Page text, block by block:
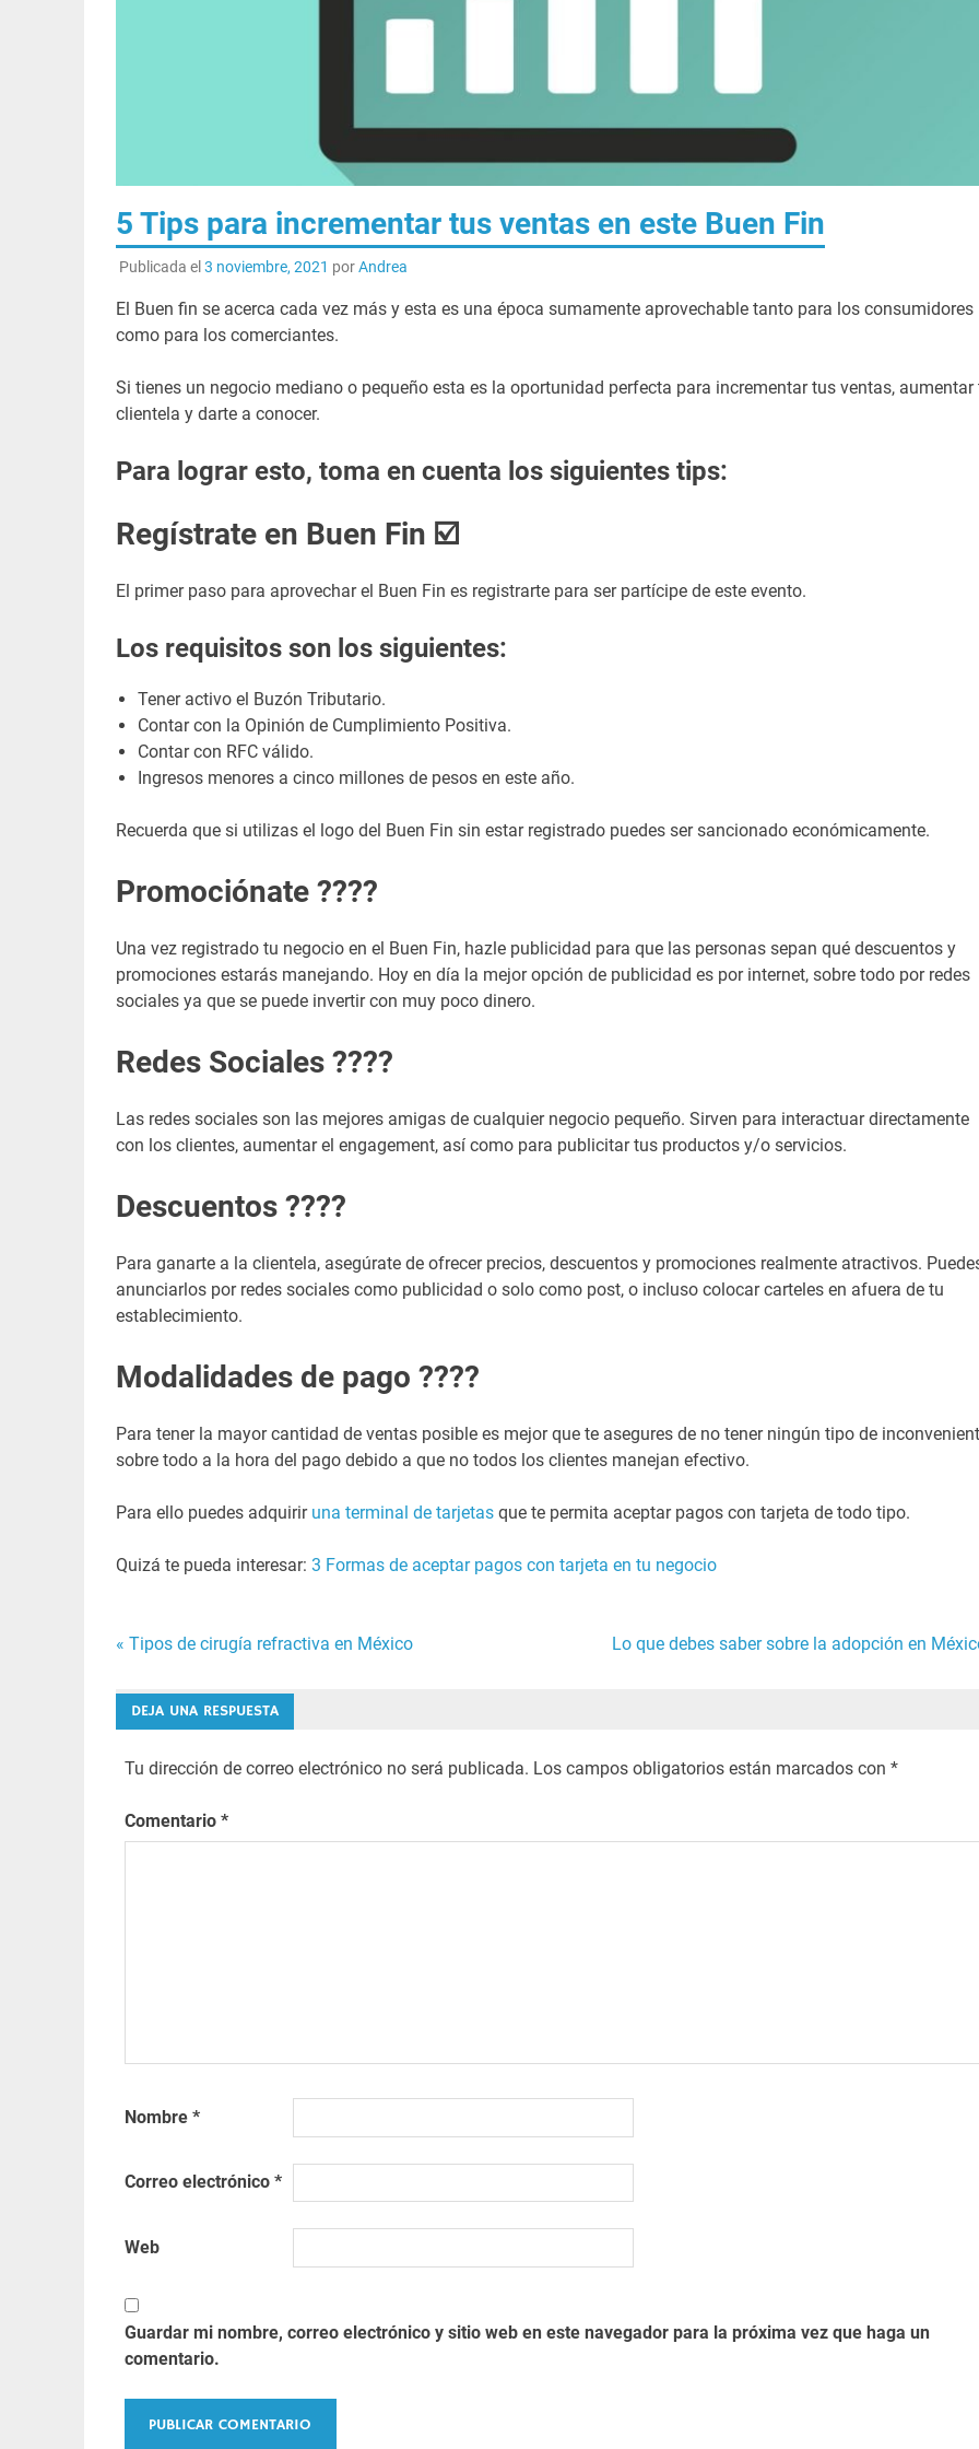
5 Tips para incrementar tus ventas en este Buen Fin
Publicada el 3 noviembre, 2021 porAndrea
El Buen fin se acerca cada vez más y esta es una época sumamente aprovechable tanto para los consumidores
como para los comerciantes.
Si tienes un negocio mediano o pequeño esta es la oportunidad perfecta para incrementar tus ventas, aumentar
clientela y darte a conocer.
Para lograr esto, toma en cuenta los siguientes tips:
Regístrate en Buen Fin ☑️
El primer paso para aprovechar el Buen Fin es registrarte para ser partícipe de este evento.
Los requisitos son los siguientes:
Tener activo el Buzón Tributario.
Contar con la Opinión de Cumplimiento Positiva.
Contar con RFC válido.
Ingresos menores a cinco millones de pesos en este año.
Recuerda que si utilizas el logo del Buen Fin sin estar registrado puedes ser sancionado económicamente.
Promociónate ????
Una vez registrado tu negocio en el Buen Fin, hazle publicidad para que las personas sepan qué descuentos y
promociones estarás manejando. Hoy en día la mejor opción de publicidad es por internet, sobre todo por redes
sociales ya que se puede invertir con muy poco dinero.
Redes Sociales ????
Las redes sociales son las mejores amigas de cualquier negocio pequeño. Sirven para interactuar directamente
con los clientes, aumentar el engagement, así como para publicitar tus productos y/o servicios.
Descuentos ????
Para ganarte a la clientela, asegúrate de ofrecer precios, descuentos y promociones realmente atractivos.
anunciarlos por redes sociales como publicidad o solo como post, o incluso colocar carteles en afuera de tu
establecimiento.
Modalidades de pago ????
Para tener la mayor cantidad de ventas posible es mejor que te asegures de no tener ningún tipo de
sobre todo a la hora del pago debido a que no todos los clientes manejan efectivo.
Para ello puedes adquirir una terminal de tarjetasque te permita aceptar pagos con tarjeta de todo tipo.
Quizá te pueda interesar: 3 Formas de aceptar pagos con tarjeta en tu negocio
de
entradas
« Tipos de cirugía refractiva en México Lo que debes saber sobre la adopción en
DEJA UNA RESPUESTA
Tu dirección de correo electrónico no será publicada. Los campos obligatorios están marcados con *
Comentario *
Nombre *
Correo electrónico *
Web
Guardar mi nombre, correo electrónico y sitio web en este navegador para la próxima vez que haga un
comentario.